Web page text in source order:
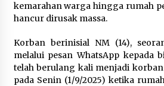
Sekjen GTKN Desak Revisi
Nomor 9 Tahun 2026, Soroti
4 minggu ago
Polsek Pekat Kawal Aksi Petani Tebu
Humanis, Dialog dengan PT SMS
Kesepakatan Awal Demi Menjaga
kemarahan warga hingga rumah
hancur dirusak massa.
Korban berinisial NM (14),
melalui pesan WhatsApp kepada
telah berulang kali menjadi
pada Senin (1/9/2025) ketika